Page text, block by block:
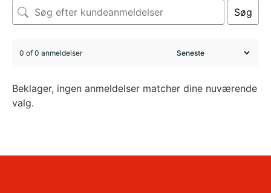
Søg
0 of 0 anmeldelser
Beklager, ingen anmeldelser matcher dine nuværende
valg.